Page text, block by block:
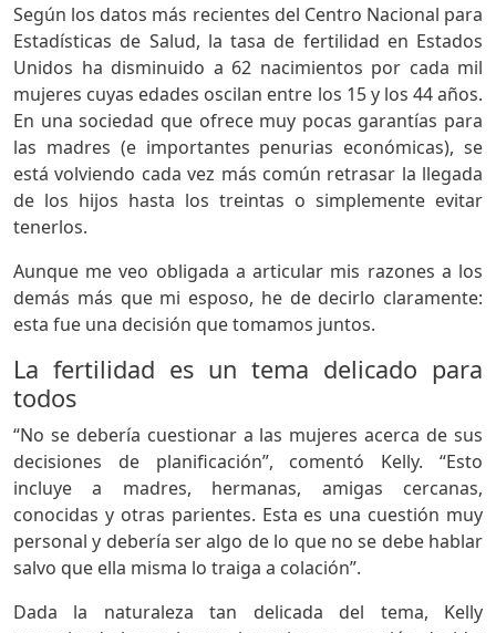
Según los datos más recientes del Centro Nacional para
Estadísticas de Salud, la tasa de fertilidad en Estados
Unidos ha disminuido a 62 nacimientos por cada mil
mujeres cuyas edades oscilan entre los 15 y los 44 años.
En una sociedad que ofrece muy pocas garantías para
las madres (e importantes penurias económicas), se
está volviendo cada vez más común retrasar la llegada
de los hijos hasta los treintas o simplemente evitar
tenerlos.
Aunque me veo obligada a articular mis razones a los
demás más que mi esposo, he de decirlo claramente:
esta fue una decisión que tomamos juntos.
La fertilidad es un tema delicado para
todos
“No se debería cuestionar a las mujeres acerca de sus
decisiones de planificación”, comentó Kelly. “Esto
incluye a madres, hermanas, amigas cercanas,
conocidas y otras parientes. Esta es una cuestión muy
personal y debería ser algo de lo que no se debe hablar
salvo que ella misma lo traiga a colación”.
Dada la naturaleza tan delicada del tema, Kelly